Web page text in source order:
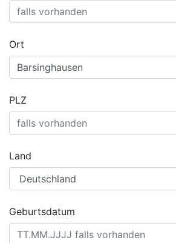
Ort
PLZ
Land
Geburtsdatum